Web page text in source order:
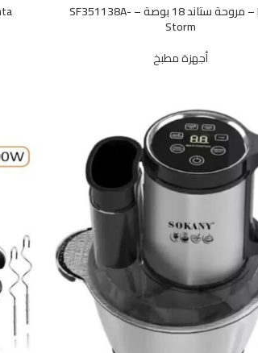
Mienta – مروحة ستاند 18 بوصة – SF351138A-
Storm
أجهزة مطبخ